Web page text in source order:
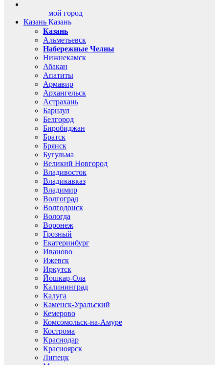
Казань
мой город
Казань
Казань
Альметьевск
Набережные Челны
Нижнекамск
Абакан
Апатиты
Армавир
Архангельск
Астрахань
Барнаул
Белгород
Биробиджан
Братск
Брянск
Бугульма
Великий Новгород
Владивосток
Владикавказ
Владимир
Волгоград
Волгодонск
Вологда
Воронеж
Грозный
Екатеринбург
Иваново
Ижевск
Иркутск
Йошкар-Ола
Калининград
Калуга
Каменск-Уральский
Кемерово
Комсомольск-на-Амуре
Кострома
Краснодар
Красноярск
Липецк